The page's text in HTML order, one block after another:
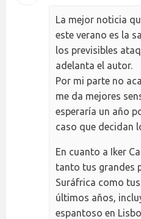
La mejor noticia
este verano es la
los previsibles
adelanta el autor.
Por mi parte no
me da mejores
esperaría un año
caso que decidan
En cuanto a Iker
tanto tus grandes
Suráfrica como
últimos años,
espantoso en